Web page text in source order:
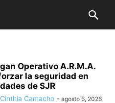
Operativo A.R.M.A.
la seguridad en
de SJR
Cinthia Camacho - agosto 6, 2026